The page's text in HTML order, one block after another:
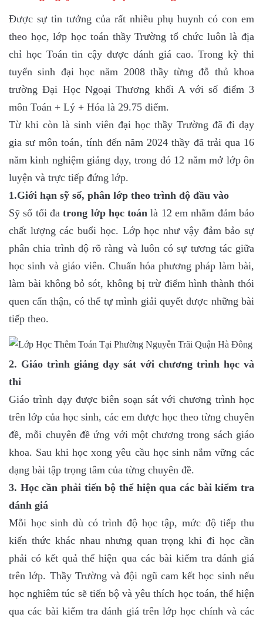
Được sự tin tưởng của rất nhiều phụ huynh có con em
theo học, lớp học toán thầy Trường tổ chức luôn là địa
chỉ học Toán tin cậy được đánh giá cao. Trong kỳ thi
tuyển sinh đại học năm 2008 thầy từng đỗ thủ khoa
trường Đại Học Ngoại Thương khối A với số điểm 3
môn Toán + Lý + Hóa là 29.75 điểm.
Từ khi còn là sinh viên đại học thầy Trường đã đi dạy
gia sư môn toán, tính đến năm 2024 thầy đã trải qua 16
năm kinh nghiệm giảng dạy, trong đó 12 năm mở lớp ôn
luyện và trực tiếp đứng lớp.
1.Giới hạn sỹ số, phân lớp theo trình độ đầu vào
Sỹ số tối đatrong lớp học toánlà 12 em nhằm đảm bảo
chất lượng các buổi học. Lớp học như vậy đảm bảo sự
phân chia trình độ rõ ràng và luôn có sự tương tác giữa
học sinh và giáo viên. Chuẩn hóa phương pháp làm bài,
làm bài không bỏ sót, không bị trừ điểm hình thành thói
quen cẩn thận, có thể tự mình giải quyết được những bài
tiếp theo.
2. Giáo trình giảng dạy sát với chương trình học và
thi
Giáo trình dạy được biên soạn sát với chương trình học
trên lớp của học sinh, các em được học theo từng chuyên
đề, mỗi chuyên đề ứng với một chương trong sách giáo
khoa. Sau khi học xong yêu cầu học sinh nắm vững các
dạng bài tập trọng tâm của từng chuyên đề.
3. Học cần phải tiến bộ thể hiện qua các bài kiểm tra
đánh giá
Mỗi học sinh dù có trình độ học tập, mức độ tiếp thu
kiến thức khác nhau nhưng quan trọng khi đi học cần
phải có kết quả thể hiện qua các bài kiểm tra đánh giá
trên lớp. Thầy Trường và đội ngũ cam kết học sinh nếu
học nghiêm túc sẽ tiến bộ và yêu thích học toán, thể hiện
qua các bài kiểm tra đánh giá trên lớp học chính và các